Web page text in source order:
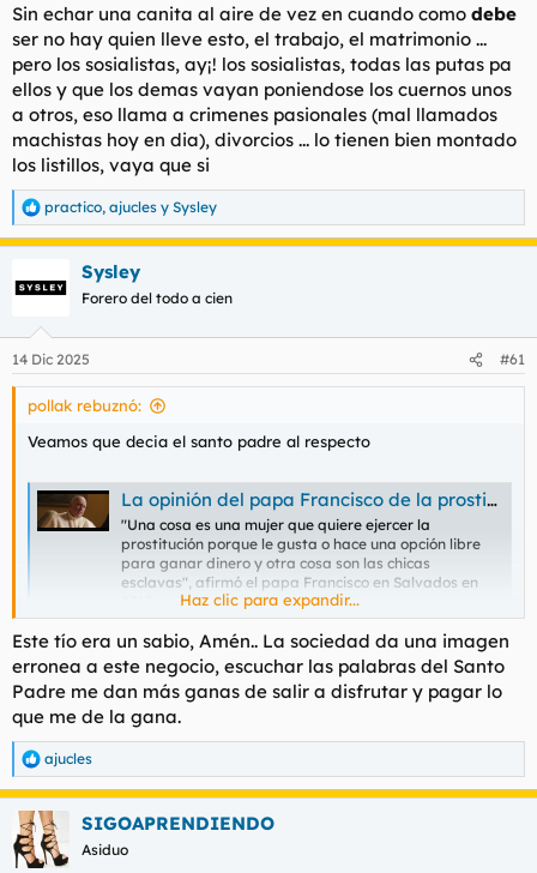
Sin echar una canita al aire de vez en cuando como debe
ser no hay quien lleve esto, el trabajo, el matrimonio ...
pero los sosialistas, ay¡! los sosialistas, todas las putas pa
ellos y que los demas vayan poniendose los cuernos unos
a otros, eso llama a crimenes pasionales (mal llamados
machistas hoy en dia), divorcios ... lo tienen bien montado
los listillos, vaya que si
R
e
a
c
e
s
practico, ajucles y Sysley
Sysley
Forero del todo a cien
14 Dic 2025 #61
pollak rebuznó:
Veamos que decia el santo padre al respecto
La opinión del papa Francisco de la prostitución: "Una cosa es la que la ejerce libremente y otra es una esclava por la trata"
"Una cosa es una mujer que quiere ejercer la
prostitución porque le gusta o hace una opción libre
para ganar dinero y otra cosa son las chicas
esclavas", afirmó el papa Francisco en Salvados en
www.lasexta.com
Y yasta, va a misa ...
Sin echar una canita al aire de vez en cuando como
no hay quien lleve esto, el trabajo, el matrimonio ...
pero los sosialistas, ay¡! los sosialistas, todas las putas pa ellos y
que los demas vayan poniendose los cuernos unos a otros, eso
llama a crimenes pasionales (mal llamados machistas hoy en
dia), divorcios ... lo tienen bien montado los listillos, vaya que si
Haz clic para expandir...
Este tío era un sabio, Amén.. La sociedad da una imagen
erronea a este negocio, escuchar las palabras del Santo
Padre me dan más ganas de salir a disfrutar y pagar lo
que me de la gana.
R
e
a
c
c
i
ajucles
SIGOAPRENDIENDO
Asiduo